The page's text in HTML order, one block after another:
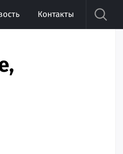
Контакты